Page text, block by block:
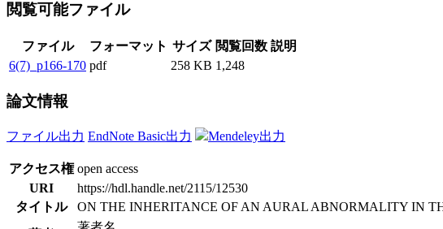
閲覧可能ファイル
ファイル フォーマット サイズ 閲覧回数 説明
6(7)_p166-170 pdf 258 KB 1,248
論文情報
ファイル出力 EndNote Basic出力 Mendeley出力
アクセス権 open access
URI
https://hdl.handle.net/2115/12530
タイトル
ON THE INHERITANCE OF AN AURAL ABNORMALITY IN